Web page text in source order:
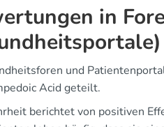
in
und
Acid geteilt.
berichtet von positiven